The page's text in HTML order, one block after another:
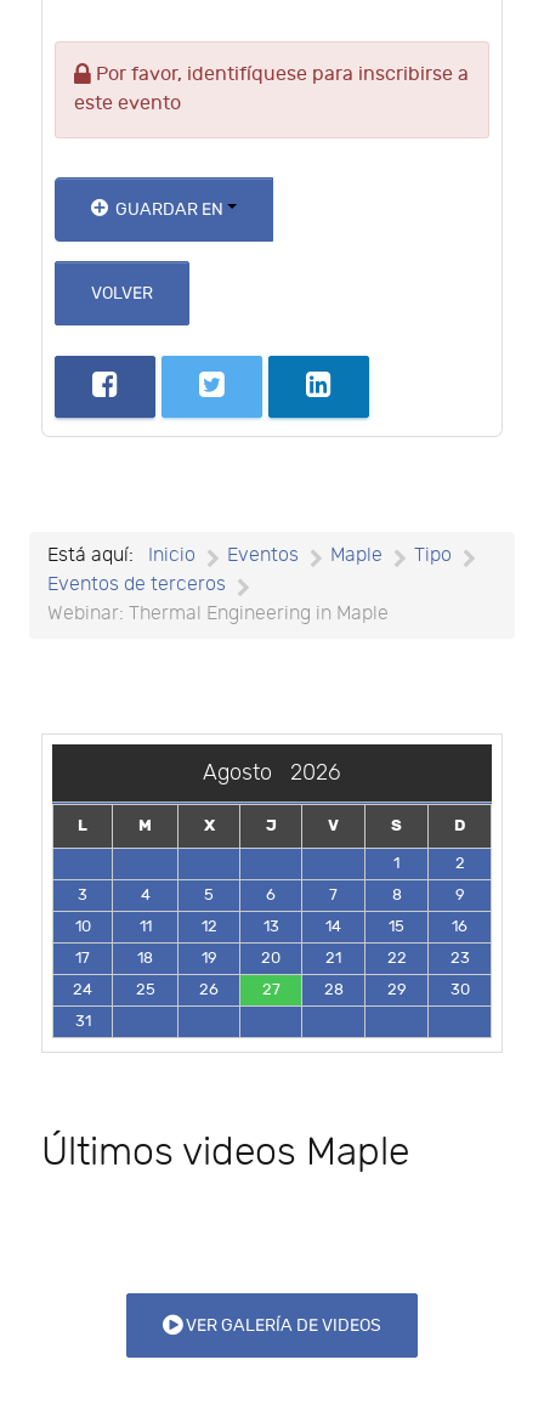
Por favor, identifíquese para inscribirse a
este evento
GUARDAR EN
VOLVER
Está aquí: Inicio Eventos Maple
Tipo
Eventos de terceros
Webinar: Thermal Engineering in Maple
Agosto 2026
L M X J V S
D
1
2
3
4 5 6 7 8
9
10
11 12 13 14 15
16
17
18 19 20 21 22
23
24
25 26 27 28 29
30
31
Últimos videos Maple
VER GALERÍA DE VIDEOS